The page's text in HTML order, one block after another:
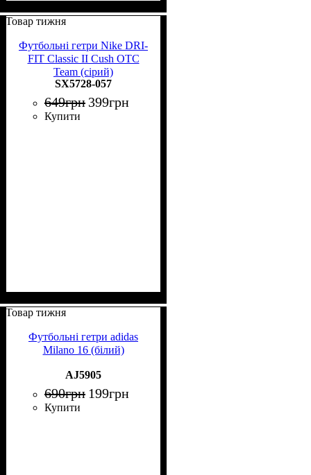
Товар тижня
Футбольні гетри Nike DRI-
FIT Classic II Cush OTC
Team (сірий)
SX5728-057
649грн 399грн
Купити
Товар тижня
Футбольні гетри adidas
Milano 16 (білий)
AJ5905
690грн 199грн
Купити